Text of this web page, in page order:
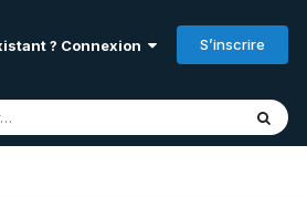
? Connexion S’inscrire